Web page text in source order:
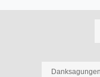
Danksagungen